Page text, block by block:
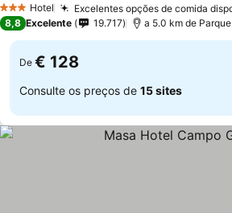
3 EstrelasHotel Excelentes opções de comida
8,8 Excelente 19.717 a 5.0 km de
De € 128
Consulte os preços de 15 sites